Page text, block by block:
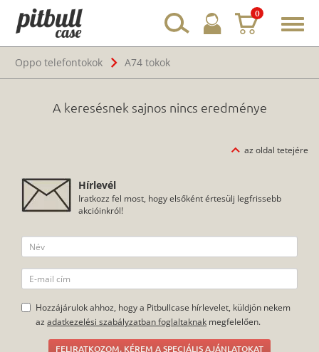
0
Oppo telefontokok
A74 tokok
A keresésnek sajnos nincs eredménye
az oldal tetejére
Hírlevél
Iratkozz fel most, hogy elsőként értesülj legfrissebb
akcióinkról!
Hozzájárulok ahhoz, hogy a Pitbullcase hírlevelet, küldjön nekem
az adatkezelési szabályzatban foglaltaknak megfelelően.
FELIRATKOZOM, KÉREM A SPECIÁLIS AJÁNLATOKAT